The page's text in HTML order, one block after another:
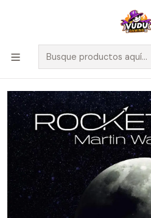
🚀 ¡Despachamos a todo Chile! Envío
$100.000 y a RM sobre $35.000
Inicio Juegos de Mesa
Rocketmen -